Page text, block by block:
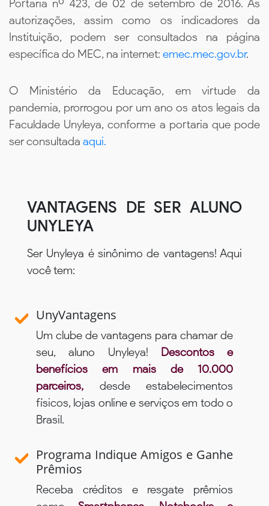
Portaria nº 423, de 02 de setembro de 2016. As
autorizações, assim como os indicadores da
Instituição, podem ser consultados na página
específica do MEC, na internet: emec.mec.gov.br.
O Ministério da Educação, em virtude da
pandemia, prorrogou por um ano os atos legais da
Faculdade Unyleya, conforme a portaria que pode
ser consultada aqui.
VANTAGENS DE SER ALUNO
UNYLEYA
Ser Unyleya é sinônimo de vantagens! Aqui
você tem:
UnyVantagens
Um clube de vantagens para chamar de
seu, aluno Unyleya! Descontos e
benefícios em mais de 10.000
parceiros, desde estabelecimentos
físicos, lojas online e serviços em todo o
Brasil.
Programa Indique Amigos e Ganhe
Prêmios
Receba créditos e resgate prêmios